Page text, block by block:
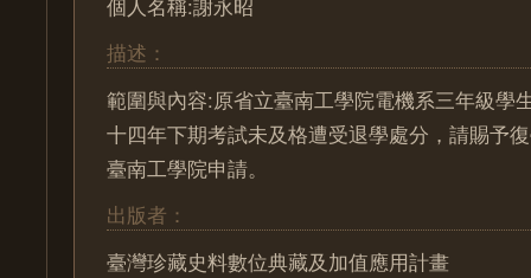
個人名稱:謝永昭
描述：
範圍與內容:原省立臺南工學院電機系三年級學
十四年下期考試未及格遭受退學處分，請賜予
臺南工學院申請。
出版者：
臺灣珍藏史料數位典藏及加值應用計畫